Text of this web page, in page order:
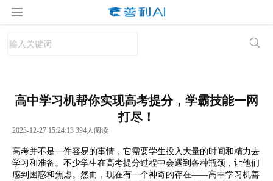
高中学习机帮你实现高考提分，学霸技能一网
打尽！
2023-12-27 15:24:13 394人阅读
高考并不是一件容易的事情，它需要学生投入大量的时间和精力去
学习和准备。不少学生在高考提分过程中会遇到各种瓶颈，让他们
感到困惑和焦虑。然而，现在有一个神奇的存在——高中学习机善